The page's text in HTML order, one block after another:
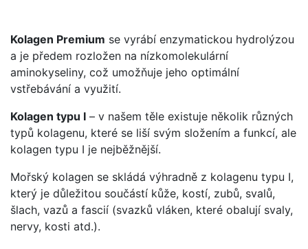
Kolagen Premium se vyrábí enzymatickou hydrolýzou
a je předem rozložen na nízkomolekulární
aminokyseliny, což umožňuje jeho optimální
vstřebávání a využití.
Kolagen typu I – v našem těle existuje několik různých
typů kolagenu, které se liší svým složením a funkcí, ale
kolagen typu I je nejběžnější.
Mořský kolagen se skládá výhradně z kolagenu typu I,
který je důležitou součástí kůže, kostí, zubů, svalů,
šlach, vazů a fascií (svazků vláken, které obalují svaly,
nervy, kosti atd.).